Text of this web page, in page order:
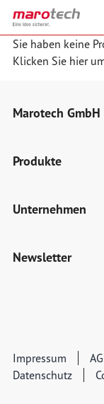
Skip to Content
Sie haben keine
Klicken Sie hier
Marotech GmbH
Produkte
Unternehmen
Newsletter
Impressum
Datenschutz